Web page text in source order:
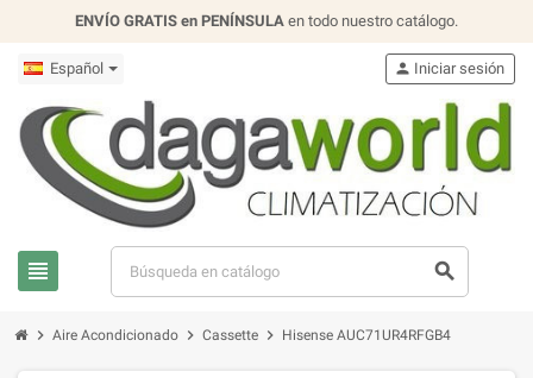
ENVÍO GRATIS en PENÍNSULA en todo nuestro catálogo.
Español
view_headline search
person Iniciar sesión
chevron_right Aire Acondicionado chevron_right Cassette chevron_right Hisense AUC71UR4RFGB4